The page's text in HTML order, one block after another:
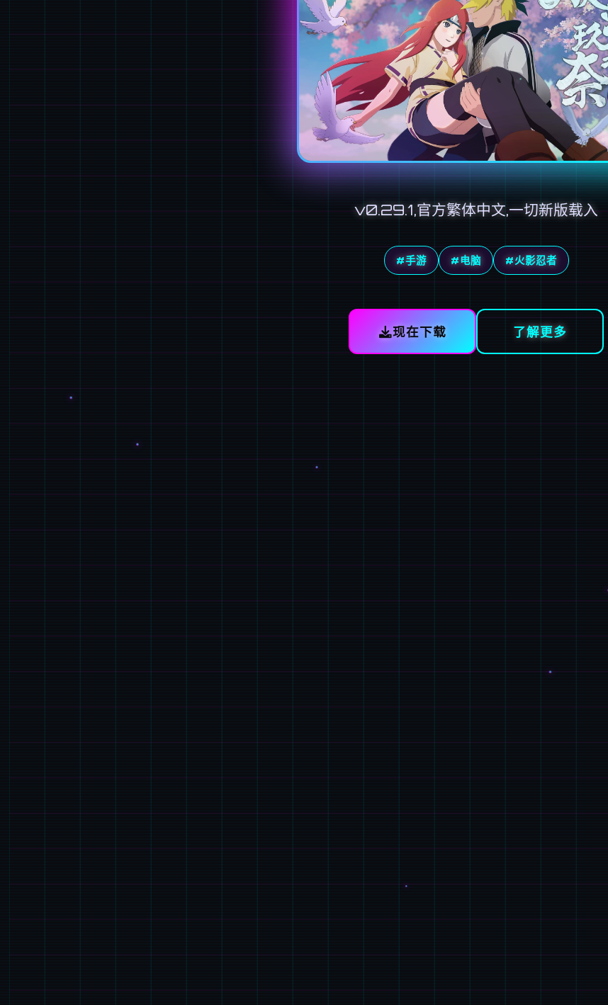
v0.29.1,官方繁体中文,一切新版载入
#手游 #电脑 #火影忍者
现在下载 了解更多